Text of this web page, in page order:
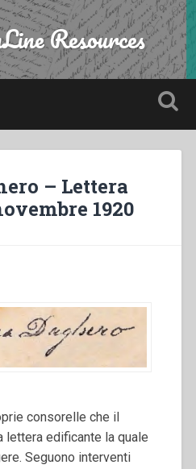
Resources
– Lettera
1920
consorelle che il
lettera edificante la quale
Seguono interventi